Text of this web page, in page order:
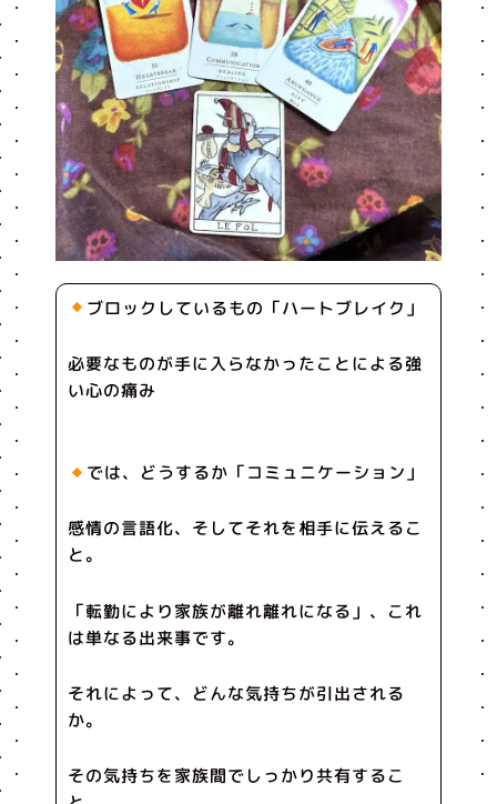
ブロックしているもの「ハートブレイク」
必要なものが手に入らなかったことによる強
い心の痛み
では、どうするか「コミュニケーション」
感情の言語化、そしてそれを相手に伝えるこ
と。
「転勤により家族が離れ離れになる」、これ
は単なる出来事です。
それによって、どんな気持ちが引出される
か。
その気持ちを家族間でしっかり共有するこ